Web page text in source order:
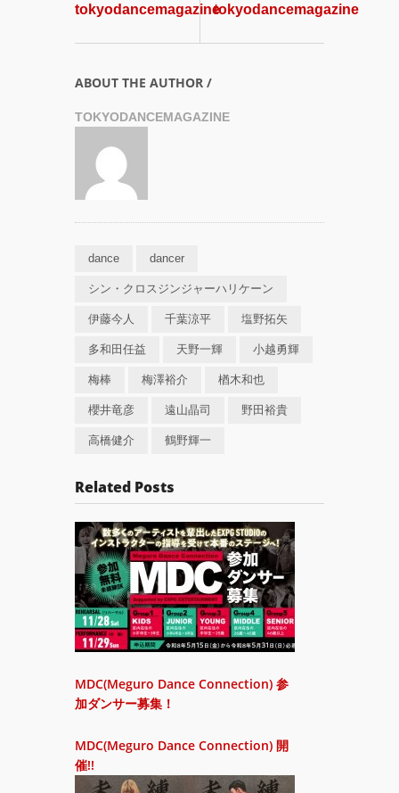
tokyodancemagazinetokyodancemagazine
ABOUT THE AUTHOR /
TOKYODANCEMAGAZINE
dance dancer
シン・クロスジンジャーハリケーン
伊藤今人 千葉涼平 塩野拓矢
多和田任益 天野⼀輝 小越勇輝
梅棒 梅澤裕介 楢木和也
櫻井⻯彦 遠山晶司 野田裕貴
⾼橋健介 鶴野輝一
Related Posts
MDC(Meguro Dance Connection) 参
加ダンサー募集！
MDC(Meguro Dance Connection) 開
催!!